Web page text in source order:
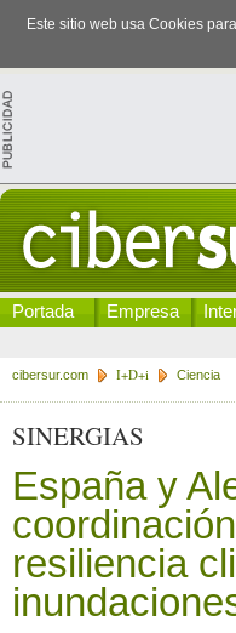
Este sitio web usa Cookies
Portada Empresa
cibersur.com I+D+i Ciencia
SINERGIAS
España y
resiliencia